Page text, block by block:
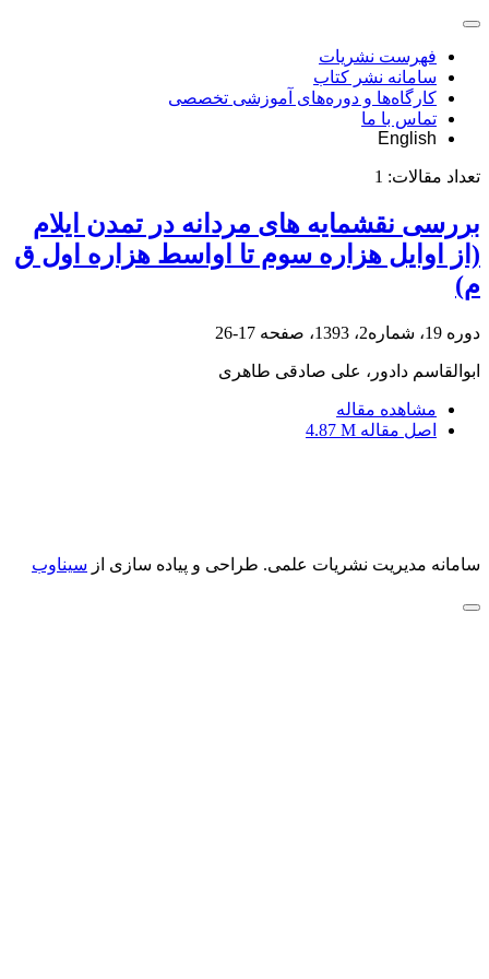
فهرست نشریات
سامانه نشر کتاب
کارگاه‌ها و دوره‌های آموزشی تخصصی
تماس با ما
English
تعداد مقالات: 1
بررسی نقشمایه های مردانه در تمدن ایلام
(از اوایل هزاره سوم تا اواسط هزاره اول ق
م)
دوره 19، شماره2، 1393، صفحه 17-26
ابوالقاسم دادور، علی صادقی طاهری
مشاهده مقاله
اصل مقاله 4.87 M
سامانه مدیریت نشریات علمی. طراحی و پیاده سازی از سیناوب